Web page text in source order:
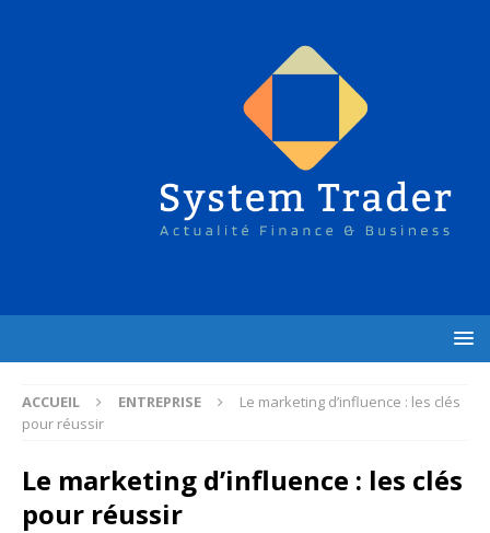
ACCUEIL ENTREPRISE
Le marketing d’influence : les clés
pour réussir
Le marketing d’influence : les clés
pour réussir